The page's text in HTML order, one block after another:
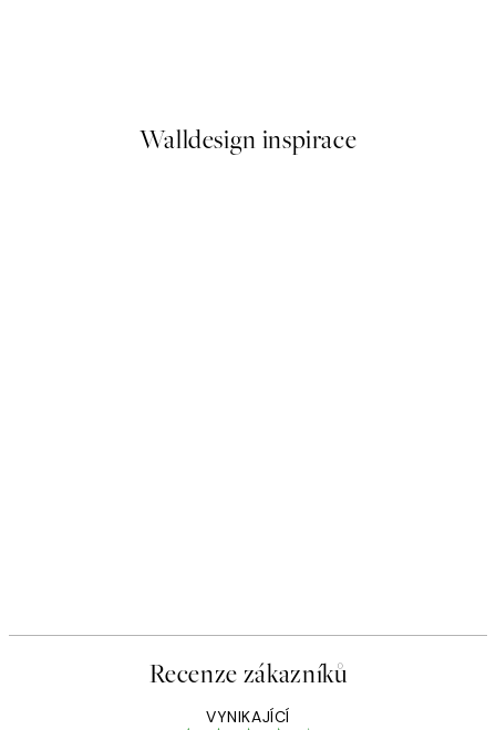
Walldesign inspirace
Recenze zákazníků
VYNIKAJÍCÍ